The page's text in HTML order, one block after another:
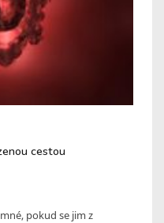
cestou
pokud se jim z